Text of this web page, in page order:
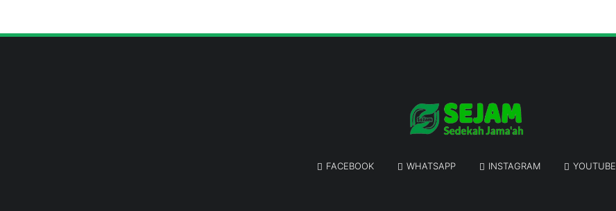
FACEBOOK WHATSAPP INSTAGRAM YOUTUBE